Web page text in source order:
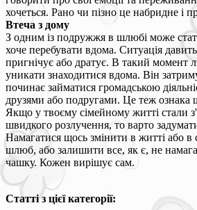
хочеться. Рано чи пізно це набридне і
Втеча з дому
З одним із подружжя в шлюбі може
хоче перебувати вдома. Ситуація
пригнічує або дратує. В такий момент
уникати знаходитися вдома. Він
починає займатися громадською
друзями або подругами. Це теж ознака
Якщо у твоєму сімейному житті стали
швидкого розлучення, то варто
Намагатися щось змінити в житті або в
шлюб, або залишити все, як є, не
чашку. Кожен вирішує сам.
Статті з цієї категорії: